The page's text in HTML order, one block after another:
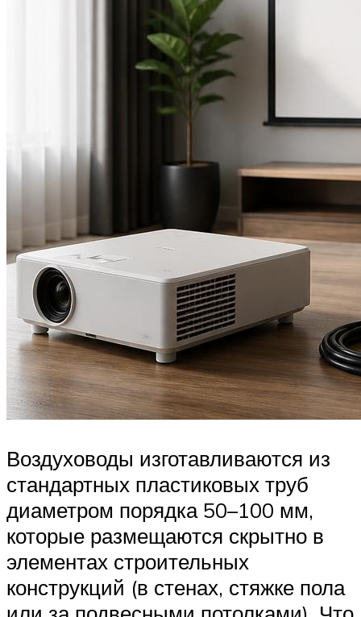
Воздуховоды изготавливаются из
стандартных пластиковых труб
диаметром порядка 50–100 мм,
которые размещаются скрытно в
элементах строительных
конструкций (в стенах, стяжке пола